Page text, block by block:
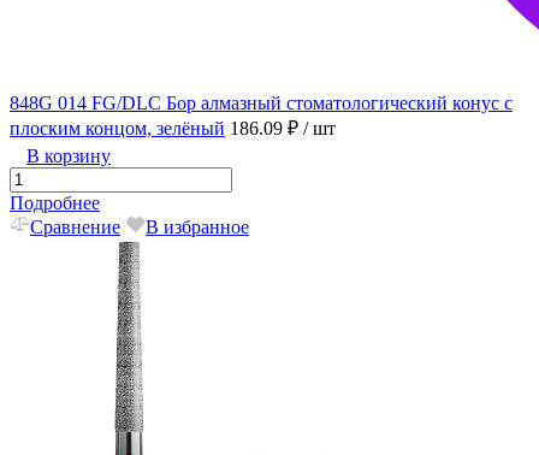
848G 014 FG/DLC Бор алмазный стоматологический конус с
плоским концом, зелёный 186.09 ₽ / шт
В корзину
Подробнее
Сравнение
В избранное